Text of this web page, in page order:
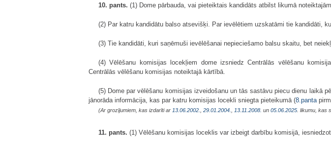
10. pants. (1) Dome pārbauda, vai pieteiktais kandidāts atbilst likumā
(2) Par katru kandidātu balso atsevišķi. Par ievēlētiem uzskatāmi tie kandidāti,
(3) Tie kandidāti, kuri saņēmuši ievēlēšanai nepieciešamo balsu skaitu, bet
(4) Vēlēšanu komisijas locekļiem dome izsniedz Centrālās vēlēšanu
Centrālās vēlēšanu komisijas noteiktajā kārtībā.
(5) Dome par vēlēšanu komisijas izveidošanu un tās sastāvu piecu dienu laikā
jānorāda informācija, kas par katru komisijas locekli sniegta pieteikumā (8.panta
(Ar grozījumiem, kas izdarīti ar 13.06.2002. 29.01.2004. 13.11.2008. un 05.06.2025 . likumu, kas
11. pants. (1) Vēlēšanu komisijas loceklis var izbeigt darbību komisijā,